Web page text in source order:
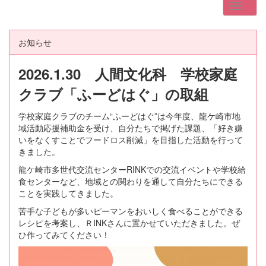
お知らせ
2026.1.30 人間文化科 学校家庭
クラブ「ふーどはぐ」の取組
学校家庭クラブのチーム“ふーどはぐ”は今年度、龍ケ崎市地
域活動応援補助金を受け、自分たちで掲げた課題、「好き嫌
いをなくすことでフードロス削減」を目指した活動を行って
きました。
龍ケ崎市多世代交流センターRINKでの交流イベントや学校給
食センターなど、地域との関わりを通して自分たちにできる
ことを実践してきました。
苦手な子どもが多いピーマンをおいしく食べることができる
レシピを考案し、ＲINKさんに置かせていただきました。ぜ
ひ作ってみてください！